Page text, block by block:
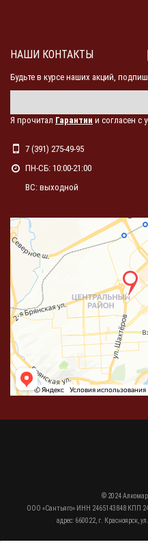
НАШИ КОНТАКТЫ
Будьте в курсе наших акций,
Я прочитал Гарантии и согласен с
7 (391) 275-49-95
ПН-СБ: 10:00-21:00
ВС: выходной
© 2024
ООО «Сантьяго» ИНН 2465143848 КПП
адрес: 660022, г. Красноярск,